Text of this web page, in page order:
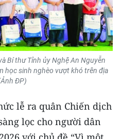
Bí thư Tỉnh ủy Nghệ An Nguyễn
học sinh nghèo vượt khó trên địa
ĐP)
lễ ra quân Chiến dịch
lọc cho người dân